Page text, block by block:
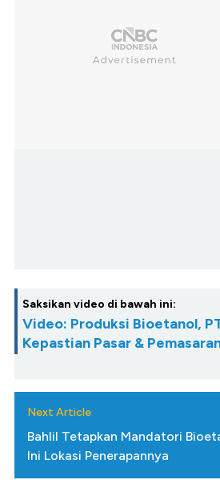
Saksikan video di bawah ini:
Video: Produksi Bioetanol,
Kepastian Pasar &
Next Article
Bahlil Tetapkan Mandatori
Ini Lokasi Penerapannya